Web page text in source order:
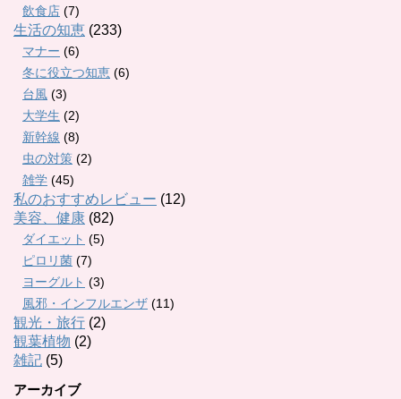
飲食店 (7)
生活の知恵 (233)
マナー (6)
冬に役立つ知恵 (6)
台風 (3)
大学生 (2)
新幹線 (8)
虫の対策 (2)
雑学 (45)
私のおすすめレビュー (12)
美容、健康 (82)
ダイエット (5)
ピロリ菌 (7)
ヨーグルト (3)
風邪・インフルエンザ (11)
観光・旅行 (2)
観葉植物 (2)
雑記 (5)
アーカイブ